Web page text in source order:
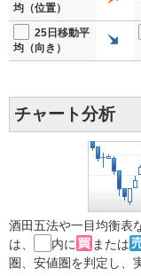
均（位置）
25日移動平
均（向き）
チャート分析
酒田五法や一目均衡表
は、
内に または
圏、安値圏を判定し、